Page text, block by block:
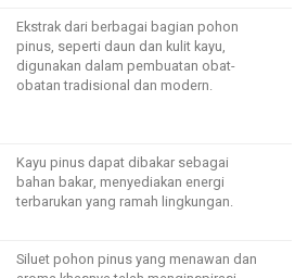
Ekstrak dari berbagai bagian pohon
pinus, seperti daun dan kulit kayu,
digunakan dalam pembuatan obat-
obatan tradisional dan modern.
Kayu pinus dapat dibakar sebagai
bahan bakar, menyediakan energi
terbarukan yang ramah lingkungan.
Siluet pohon pinus yang menawan dan